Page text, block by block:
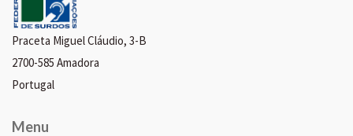
Praceta Miguel Cláudio, 3-B
2700-585 Amadora
Portugal
Menu